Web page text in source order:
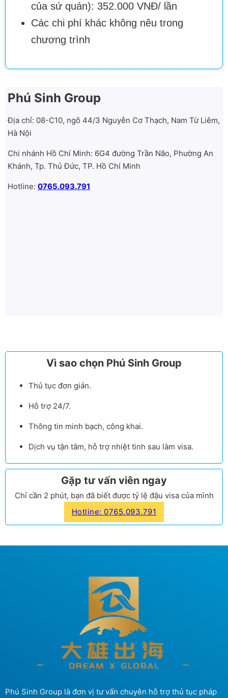
của sứ quán): 352.000 VNĐ/ lần
Các chi phí khác không nêu trong
chương trình
Phú Sinh Group
Địa chỉ: 08-C10, ngõ 44/3 Nguyễn Cơ Thạch, Nam Từ Liêm,
Hà Nội
Chi nhánh Hồ Chí Minh: 6G4 đường Trần Não, Phường An
Khánh, Tp. Thủ Đức, TP. Hồ Chí Minh
Hotline: 0765.093.791
Vì sao chọn Phú Sinh Group
Thủ tục đơn giản.
Hỗ trợ 24/7.
Thông tin minh bạch, công khai.
Dịch vụ tận tâm, hỗ trợ nhiệt tình sau làm visa.
Gặp tư vấn viên ngay
Chỉ cần 2 phút, bạn đã biết được tỷ lệ đậu visa của mình
Hotline: 0765.093.791
Phú Sinh Group là đơn vị tư vấn chuyên hỗ trợ thủ tục pháp